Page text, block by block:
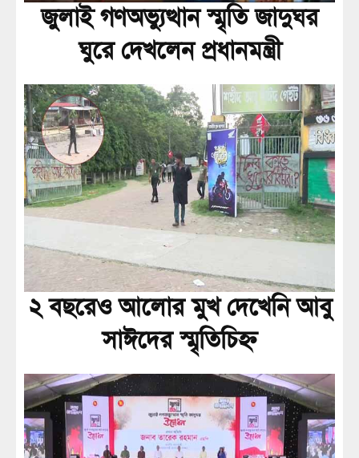
জুলাই গণঅভ্যুত্থান স্মৃতি জাদুঘর
ঘুরে দেখলেন প্রধানমন্ত্রী
২ বছরেও আলোর মুখ দেখেনি আবু
সাঈদের স্মৃতিচিহ্ন